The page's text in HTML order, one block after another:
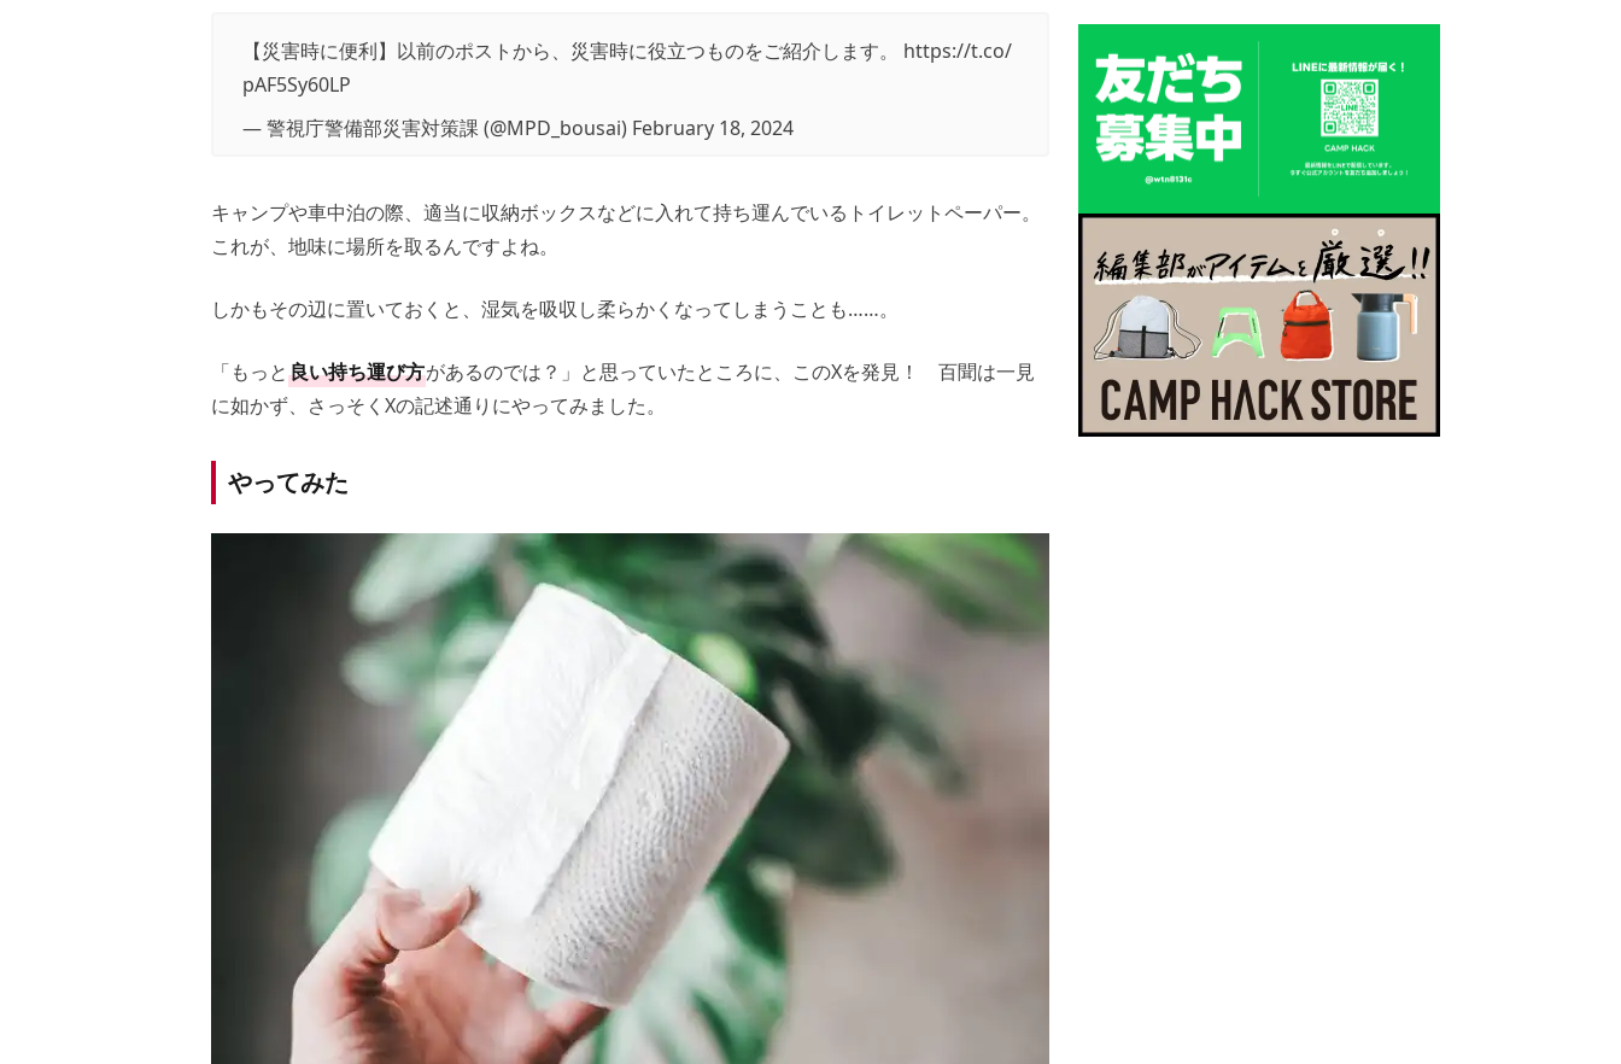
【災害時に便利】以前のポストから、災害時に役立つものをご紹介します。 https://t.co/
pAF5Sy60LP
— 警視庁警備部災害対策課 (@MPD_bousai) February 18, 2024
キャンプや車中泊の際、適当に収納ボックスなどに入れて持ち運んでいるトイレットペーパー。
これが、地味に場所を取るんですよね。
しかもその辺に置いておくと、湿気を吸収し柔らかくなってしまうことも……。
「もっと良い持ち運び方があるのでは？」と思っていたところに、このXを発見！ 百聞は一見
に如かず、さっそくXの記述通りにやってみました。
やってみた